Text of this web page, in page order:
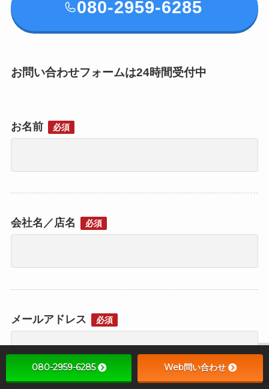
080-2959-6285
お問い合わせフォームは24時間受付中
お名前 必須
会社名／店名 必須
メールアドレス 必須
080-2959-6285 Web問い合わせ